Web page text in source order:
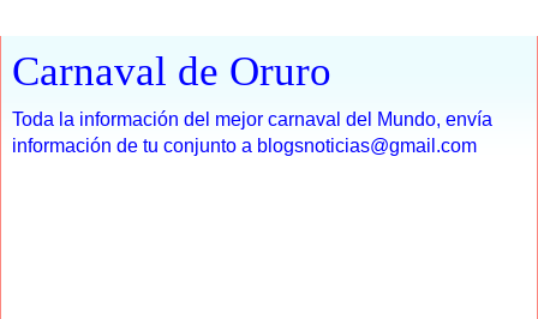
Carnaval de Oruro
Toda la información del mejor carnaval del Mundo, envía
información de tu conjunto a blogsnoticias@gmail.com